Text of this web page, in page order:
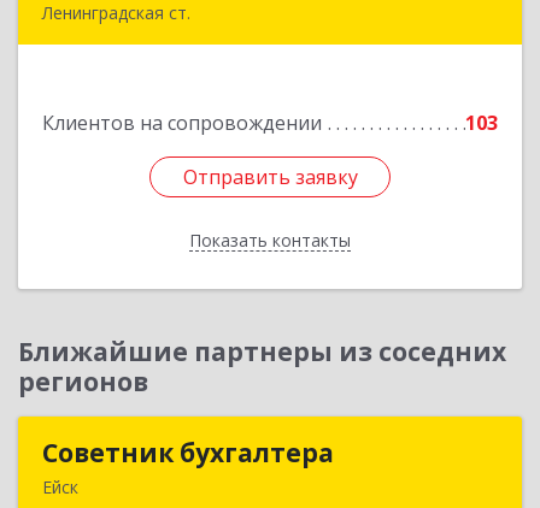
Ленинградская ст.
Клиентов на сопровождении 103
Отправить заявку
Показать контакты
Ближайшие партнеры из соседних
регионов
Советник бухгалтера
Ейск
Советник бухгалтера